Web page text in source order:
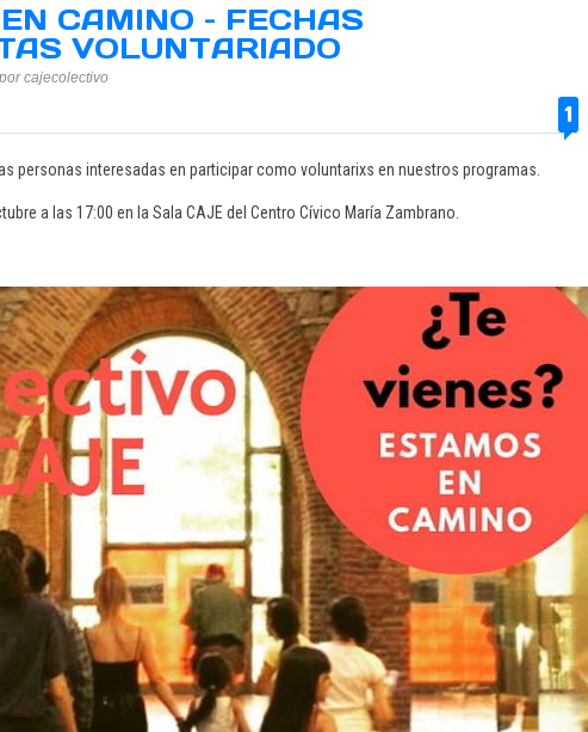
CAMINO – FECHAS
VOLUNTARIADO
cajecolectivo
1
personas interesadas en participar como voluntarixs en nuestros programas.
a las 17:00 en la Sala CAJE del Centro Cívico María Zambrano.